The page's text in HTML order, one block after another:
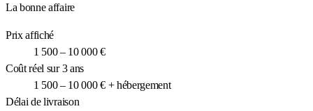
La bonne affaire
Prix affiché
1 500 – 10 000 €
Coût réel sur 3 ans
1 500 – 10 000 € + hébergement
Délai de livraison